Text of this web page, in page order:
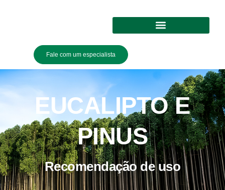
Fale com um especialista
EUCALIPTO E
PINUS
Recomendação de uso